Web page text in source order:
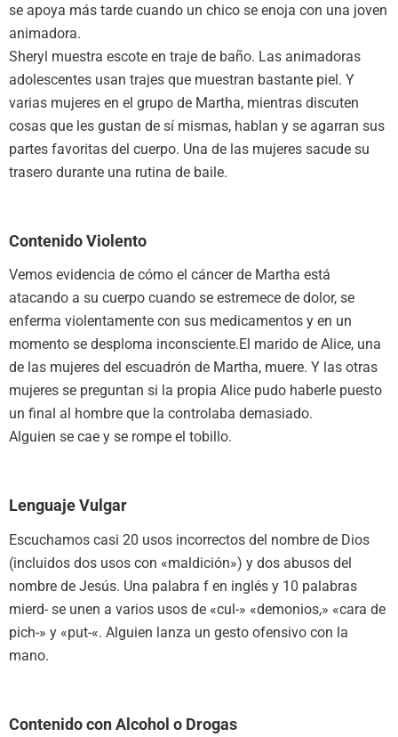
se apoya más tarde cuando un chico se enoja con una joven
animadora.
Sheryl muestra escote en traje de baño. Las animadoras
adolescentes usan trajes que muestran bastante piel. Y
varias mujeres en el grupo de Martha, mientras discuten
cosas que les gustan de sí mismas, hablan y se agarran sus
partes favoritas del cuerpo. Una de las mujeres sacude su
trasero durante una rutina de baile.
Contenido Violento
Vemos evidencia de cómo el cáncer de Martha está
atacando a su cuerpo cuando se estremece de dolor, se
enferma violentamente con sus medicamentos y en un
momento se desploma inconsciente.El marido de Alice, una
de las mujeres del escuadrón de Martha, muere. Y las otras
mujeres se preguntan si la propia Alice pudo haberle puesto
un final al hombre que la controlaba demasiado.
Alguien se cae y se rompe el tobillo.
Lenguaje Vulgar
Escuchamos casi 20 usos incorrectos del nombre de Dios
(incluidos dos usos con «maldición») y dos abusos del
nombre de Jesús. Una palabra f en inglés y 10 palabras
mierd- se unen a varios usos de «cul-» «demonios,» «cara de
pich-» y «put-«. Alguien lanza un gesto ofensivo con la
mano.
Contenido con Alcohol o Drogas